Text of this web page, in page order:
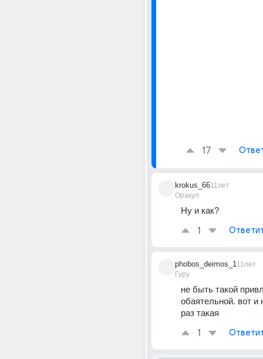
17
krokus_66
Оракул
11лет
Ну и как?
1
phobos_deimos_1
Гуру
11лет
не быть такой
обаятельной. вот и
раз такая
1